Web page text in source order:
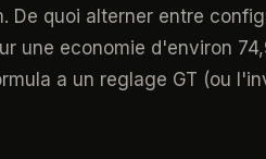
De quoi alterner entre
une economie d'environ
a un reglage GT (ou